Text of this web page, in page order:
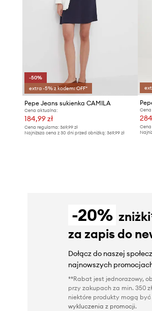
-50%
extra -5% z kodem: OFF*
Pepe Jeans sukienka CAMILA
Cena aktualna:
184,99 zł
Cena regularna: 369,99 zł
Najniższa cena z 30 dni przed obniżką: 369,99 zł
-20%
za zapis do
Dołącz do naszej
najnowszych
**Rabat jest jednorazowy,
przy zakupach za min. 350
niektóre produkty mogą być
wykluczenia z promocji.